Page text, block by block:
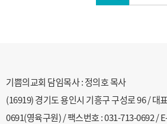
기쁨의교회 담임목사 : 정의호 목사
(16919) 경기도 용인시 기흥구 구성로 96 / 대
0691(영육구원) / 팩스번호 : 031-713-0692 /